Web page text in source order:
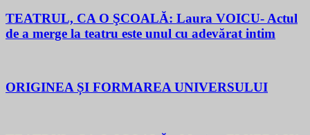
TEATRUL, CA O ŞCOALĂ: Laura VOICU- Actul
de a merge la teatru este unul cu adevărat intim
ORIGINEA ȘI FORMAREA UNIVERSULUI